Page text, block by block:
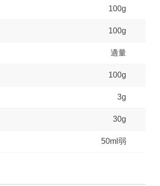
100g
100g
適量
100g
3g
30g
50ml弱